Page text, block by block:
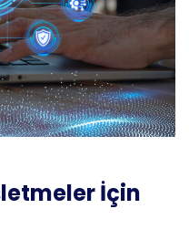
İçin